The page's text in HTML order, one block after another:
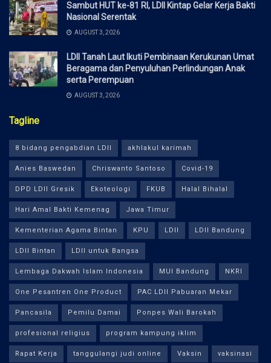
Sambut HUT ke-81 RI, LDII Kintap Gelar Kerja Bakti
Nasional Serentak
AUGUST 3, 2026
LDII Tanah Laut Ikuti Pembinaan Kerukunan Umat
Beragama dan Penyuluhan Perlindungan Anak
serta Perempuan
AUGUST 3, 2026
Tagline
8 bidang pengabdian LDII akhlakul karimah
Anies Baswedan Chriswanto Santoso Covid-19
DPD LDII Gresik Ekoteologi FKUB Halal Bihalal
Hari Amal Bakti Kemenag Jawa Timur
Kementerian Agama Bintan KPU LDII LDII Bandung
LDII Bintan LDII untuk Bangsa
Lembaga Dakwah Islam Indonesia MUI Bandung NKRI
One Pesantren One Product PAC LDII Pabuaran Mekar
Pancasila Pemilu Damai Ponpes Wali Barokah
profesional religius program kampung iklim
Rapat Kerja tanggulangi judi online Vaksin vaksinasi